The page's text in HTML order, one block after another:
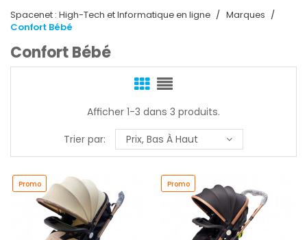
Spacenet : High-Tech et Informatique en ligne
Marques
Confort Bébé
Confort Bébé
Afficher 1-3 dans 3 produits.
Trier par:
Prix, Bas À Haut
Promo Promo